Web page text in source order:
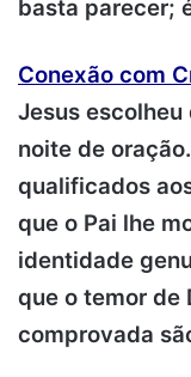
basta parecer;
Conexão com
Jesus
noite de
qualificados
que o Pai lhe
identidade
que o temor de
comprovada